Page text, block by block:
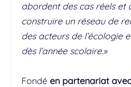
abordent des cas réels et
construire un réseau de
des acteurs de l’écologie
dès l’année scolaire.»
Fondé en partenariat